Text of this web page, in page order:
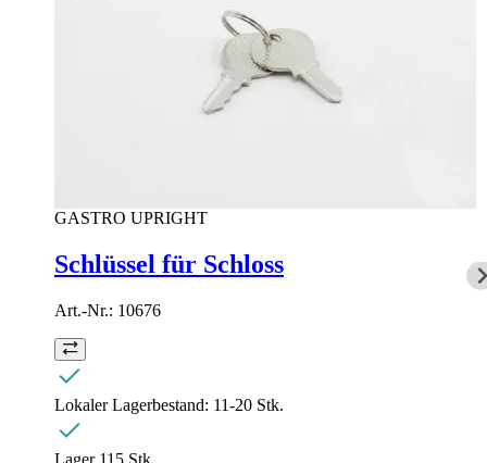
GASTRO UPRIGHT
Schlüssel für Schloss
Art.-Nr.: 10676
Lokaler Lagerbestand: 11-20 Stk.
Lager 115 Stk.